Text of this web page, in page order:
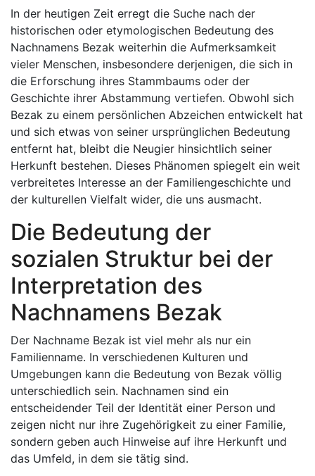
In der heutigen Zeit erregt die Suche nach der
historischen oder etymologischen Bedeutung des
Nachnamens Bezak weiterhin die Aufmerksamkeit
vieler Menschen, insbesondere derjenigen, die sich in
die Erforschung ihres Stammbaums oder der
Geschichte ihrer Abstammung vertiefen. Obwohl sich
Bezak zu einem persönlichen Abzeichen entwickelt hat
und sich etwas von seiner ursprünglichen Bedeutung
entfernt hat, bleibt die Neugier hinsichtlich seiner
Herkunft bestehen. Dieses Phänomen spiegelt ein weit
verbreitetes Interesse an der Familiengeschichte und
der kulturellen Vielfalt wider, die uns ausmacht.
Die Bedeutung der
sozialen Struktur bei der
Interpretation des
Nachnamens Bezak
Der Nachname Bezak ist viel mehr als nur ein
Familienname. In verschiedenen Kulturen und
Umgebungen kann die Bedeutung von Bezak völlig
unterschiedlich sein. Nachnamen sind ein
entscheidender Teil der Identität einer Person und
zeigen nicht nur ihre Zugehörigkeit zu einer Familie,
sondern geben auch Hinweise auf ihre Herkunft und
das Umfeld, in dem sie tätig sind.